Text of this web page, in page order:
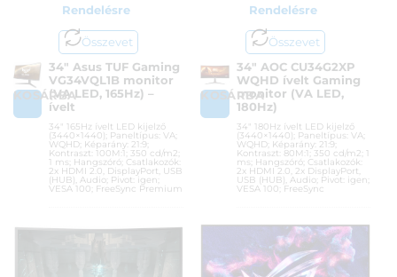
Rendelésre
Összevet
KOSÁRBA
34″ Asus TUF Gaming
VG34VQL1B monitor
(VA LED, 165Hz) –
ívelt
34″ 165Hz ívelt LED kijelző
(3440×1440); Paneltípus: VA;
WQHD; Képarány: 21:9;
Kontraszt: 100M:1; 350 cd/m2;
1 ms; Hangszóró; Csatlakozók:
2x HDMI 2.0, DisplayPort, USB
(HUB), Audio; Pivot: igen;
VESA 100; FreeSync Premium
Kategória:Gamer monitorok
Garanciaidő:36 hónap
Rendelésre
Összevet
KOSÁRBA
34″ AOC CU34G2XP
WQHD ívelt Gaming
monitor (VA LED,
180Hz)
34″ 180Hz ívelt LED kijelző
(3440×1440); Paneltípus: VA;
WQHD; Képarány: 21:9;
Kontraszt: 80M:1; 350 cd/m2; 1
ms; Hangszóró; Csatlakozók:
2x HDMI 2.0, 2x DisplayPort,
USB (HUB), Audio; Pivot: igen;
VESA 100; FreeSync
Gamer monitorok
Gyártó:
AOC
Garanciaidő:36 hónap